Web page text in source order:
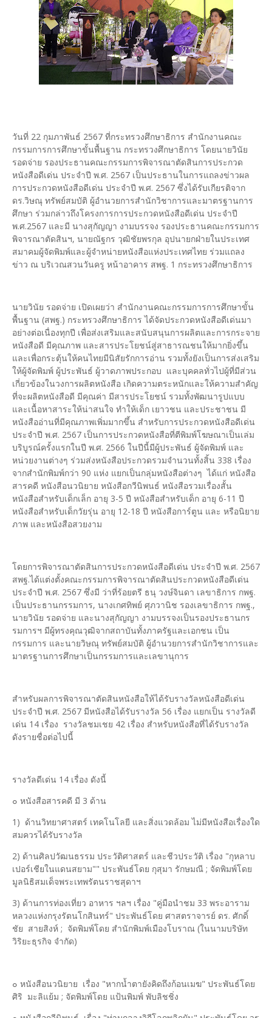
วันที่ 22 กุมภาพันธ์ 2567 ที่กระทรวงศึกษาธิการ สำนักงานคณะ
กรรมการการศึกษาขั้นพื้นฐาน กระทรวงศึกษาธิการ โดยนายวินัย
รอดจ่าย รองประธานคณะกรรมการพิจารณาตัดสินการประกวด
หนังสือดีเด่น ประจำปี พ.ศ. 2567 เป็นประธานในการแถลงข่าวผล
การประกวดหนังสือดีเด่น ประจำปี พ.ศ. 2567 ซึ่งได้รับเกียรติจาก
ดร.วิษณุ ทรัพย์สมบัติ ผู้อำนวยการสำนักวิชาการและมาตรฐานการ
ศึกษา ร่วมกล่าวถึงโครงการการประกวดหนังสือดีเด่น ประจำปี
พ.ศ.2567 และมี นางสุกัญญา งามบรรจง รองประธานคณะกรรมการ
พิจารณาตัดสินฯ, นายณัฐกร วุฒิชัยพรกุล อุปนายกฝ่ายในประเทศ
สมาคมผู้จัดพิมพ์และผู้จำหน่ายหนังสือแห่งประเทศไทย ร่วมแถลง
ข่าว ณ บริเวณสวนวันครู หน้าอาคาร สพฐ. 1 กระทรวงศึกษาธิการ
นายวินัย รอดจ่าย เปิดเผยว่า สำนักงานคณะกรรมการการศึกษาขั้น
พื้นฐาน (สพฐ.) กระทรวงศึกษาธิการ ได้จัดประกวดหนังสือดีเด่นมา
อย่างต่อเนื่องทุกปี เพื่อส่งเสริมและสนับสนุนการผลิตและการกระจาย
หนังสือดี มีคุณภาพ และสารประโยชน์สู่สาธารณชนให้มากยิ่งขึ้น
และเพื่อกระตุ้นให้คนไทยมีนิสัยรักการอ่าน รวมทั้งยังเป็นการส่งเสริม
ให้ผู้จัดพิมพ์ ผู้ประพันธ์ ผู้วาดภาพประกอบ และบุคคลทั่วไปผู้ที่มีส่วน
เกี่ยวข้องในวงการผลิตหนังสือ เกิดความตระหนักและให้ความสำคัญ
ที่จะผลิตหนังสือดี มีคุณค่า มีสารประโยชน์ รวมทั้งพัฒนารูปแบบ
และเนื้อหาสาระให้น่าสนใจ ทำให้เด็ก เยาวชน และประชาชน มี
หนังสืออ่านที่มีคุณภาพเพิ่มมากขึ้น สำหรับการประกวดหนังสือดีเด่น
ประจำปี พ.ศ. 2567 เป็นการประกวดหนังสือที่ตีพิมพ์โฆษณาเป็นเล่ม
บริบูรณ์ครั้งแรกในปี พ.ศ. 2566 ในปีนี้มีผู้ประพันธ์ ผู้จัดพิมพ์ และ
หน่วยงานต่างๆ ร่วมส่งหนังสือประกวดรวมจำนวนทั้งสิ้น 338 เรื่อง
จากสำนักพิมพ์กว่า 90 แห่ง แยกเป็นกลุ่มหนังสือต่างๆ ได้แก่ หนังสือ
สารคดี หนังสือนวนิยาย หนังสือกวีนิพนธ์ หนังสือรวมเรื่องสั้น
หนังสือสำหรับเด็กเล็ก อายุ 3-5 ปี หนังสือสำหรับเด็ก อายุ 6-11 ปี
หนังสือสำหรับเด็กวัยรุ่น อายุ 12-18 ปี หนังสือการ์ตูน และ หรือนิยาย
ภาพ และหนังสือสวยงาม
โดยการพิจารณาตัดสินการประกวดหนังสือดีเด่น ประจำปี พ.ศ. 2567
สพฐ.ได้แต่งตั้งคณะกรรมการพิจารณาตัดสินประกวดหนังสือดีเด่น
ประจำปี พ.ศ. 2567 ซึ่งมี ว่าที่ร้อยตรี ธนุ วงษ์จินดา เลขาธิการ กพฐ.
เป็นประธานกรรมการ, นางเกศทิพย์ ศุภวานิช รองเลขาธิการ กพฐ.,
นายวินัย รอดจ่าย และนางสุกัญญา งามบรรจงเป็นรองประธานกร
รมการฯ มีผู้ทรงคุณวุฒิจากสถาบันทั้งภาครัฐและเอกชน เป็น
กรรมการ และนายวิษณุ ทรัพย์สมบัติ ผู้อำนวยการสำนักวิชาการและ
มาตรฐานการศึกษาเป็นกรรมการและเลขานุการ
สำหรับผลการพิจารณาตัดสินหนังสือให้ได้รับรางวัลหนังสือดีเด่น
ประจำปี พ.ศ. 2567 มีหนังสือได้รับรางวัล 56 เรื่อง แยกเป็น รางวัลดี
เด่น 14 เรื่อง รางวัลชมเชย 42 เรื่อง สำหรับหนังสือที่ได้รับรางวัล
ดังรายชื่อต่อไปนี้
รางวัลดีเด่น 14 เรื่อง ดังนี้
๐ หนังสือสารคดี มี 3 ด้าน
1) ด้านวิทยาศาสตร์ เทคโนโลยี และสิ่งแวดล้อม ไม่มีหนังสือเรื่องใด
สมควรได้รับรางวัล
2) ด้านศิลปวัฒนธรรม ประวัติศาสตร์ และชีวประวัติ เรื่อง "กุหลาบ
เปอร์เชียในแดนสยาม"" ประพันธ์โดย กุสุมา รักษมณี ; จัดพิมพ์โดย
มูลนิธิสมเด็จพระเทพรัตนราชสุดาฯ
3) ด้านการท่องเที่ยว อาหาร ฯลฯ เรื่อง "คู่มือนำชม 33 พระอาราม
หลวงแห่งกรุงรัตนโกสินทร์" ประพันธ์โดย ศาสตราจารย์ ดร. ศักดิ์
ชัย สายสิงห์ ; จัดพิมพ์โดย สำนักพิมพ์เมืองโบราณ (ในนามบริษัท
วิริยะธุรกิจ จำกัด)
๐ หนังสือนวนิยาย เรื่อง "หากน้ำตายังคิดถึงก้อนเมฆ" ประพันธ์โดย
ศิริ มะลิแย้ม ; จัดพิมพ์โดย แป้นพิมพ์ พับลิชชิ่ง